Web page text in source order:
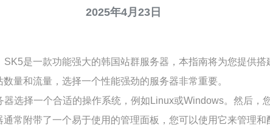
2025年4月23日
是一款功能强大的韩国站群服务器，本指南将为您提供搭
量和流量，选择一个性能强劲的服务器非常重要。
选择一个合适的操作系统，例如Linux或Windows。然后，
常附带了一个易于使用的管理面板，您可以使用它来管理和